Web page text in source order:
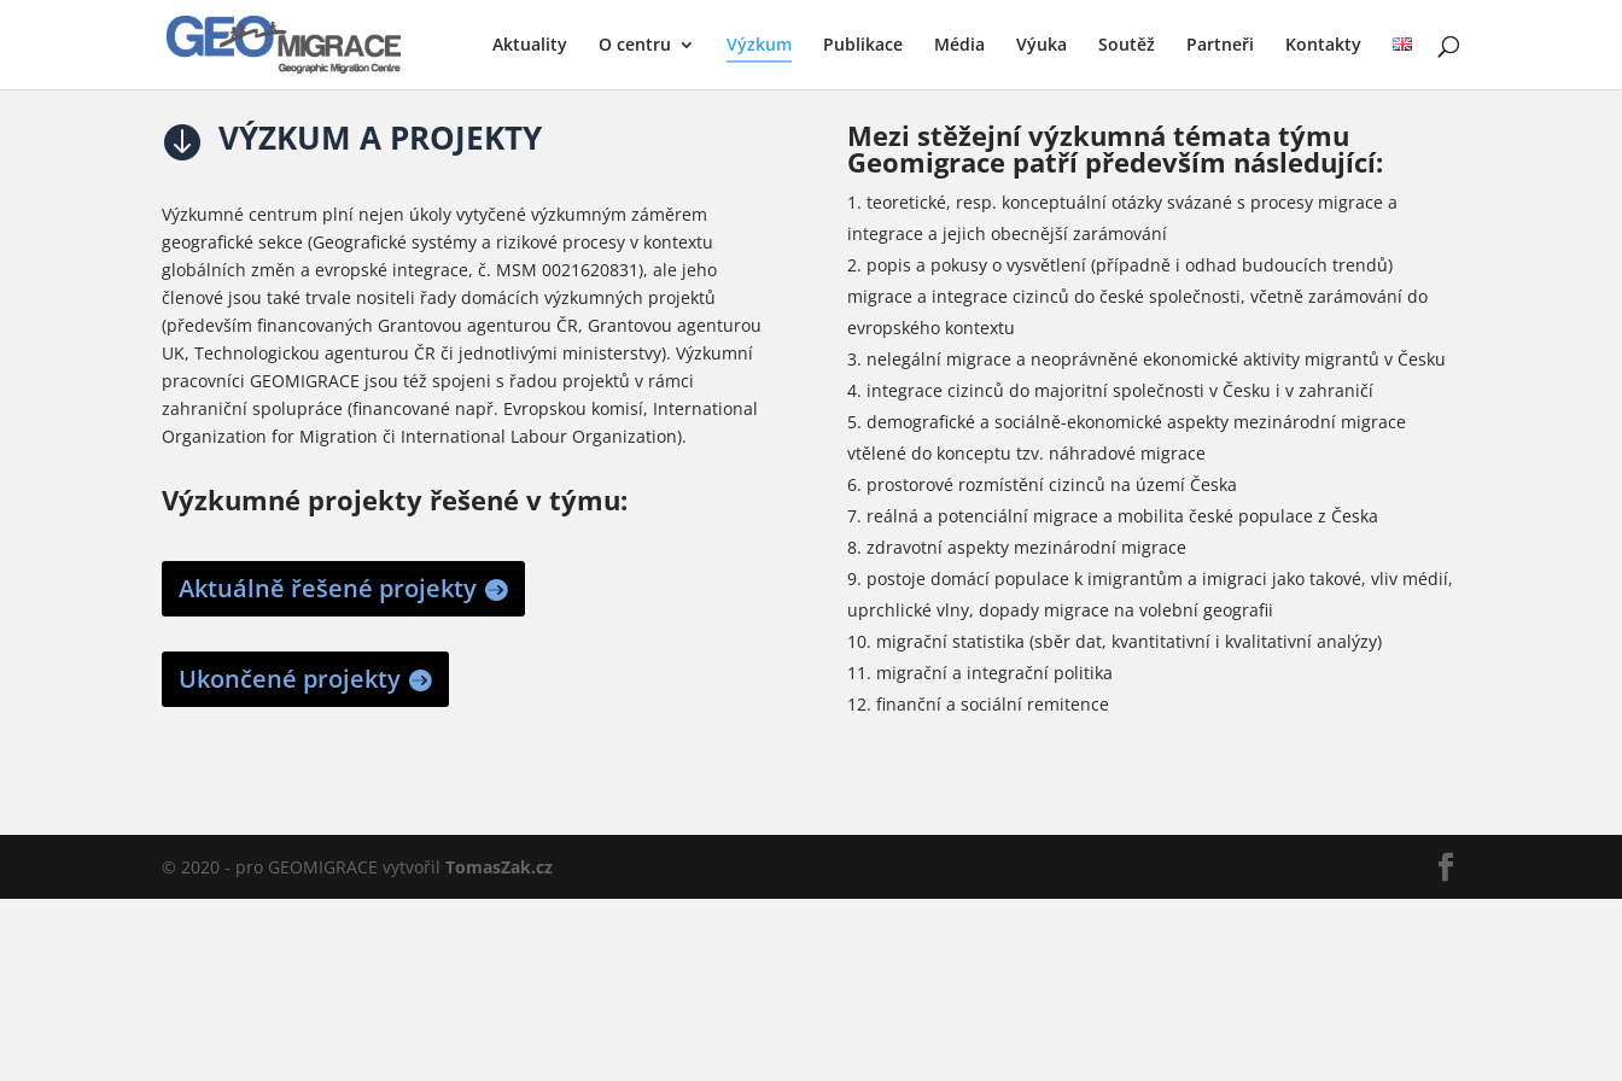
Aktuality O centru Výzkum Publikace Média Výuka Soutěž Partneři Kontakty
 VÝZKUM A PROJEKTY
Výzkumné centrum plní nejen úkoly vytyčené výzkumným záměrem
geografické sekce (Geografické systémy a rizikové procesy v kontextu
globálních změn a evropské integrace, č. MSM 0021620831), ale jeho
členové jsou také trvale nositeli řady domácích výzkumných projektů
(především financovaných Grantovou agenturou ČR, Grantovou agenturou
UK, Technologickou agenturou ČR či jednotlivými ministerstvy). Výzkumní
pracovníci GEOMIGRACE jsou též spojeni s řadou projektů v rámci
zahraniční spolupráce (financované např. Evropskou komisí, International
Organization for Migration či International Labour Organization).
Výzkumné projekty řešené v týmu:
Aktuálně řešené projekty
Ukončené projekty
Mezi stěžejní výzkumná témata týmu
Geomigrace patří především následující:
teoretické, resp. konceptuální otázky svázané s procesy migrace a
integrace a jejich obecnější zarámování
popis a pokusy o vysvětlení (případně i odhad budoucích trendů)
migrace a integrace cizinců do české společnosti, včetně zarámování do
evropského kontextu
nelegální migrace a neoprávněné ekonomické aktivity migrantů v Česku
integrace cizinců do majoritní společnosti v Česku i v zahraničí
demografické a sociálně-ekonomické aspekty mezinárodní migrace
vtělené do konceptu tzv. náhradové migrace
prostorové rozmístění cizinců na území Česka
reálná a potenciální migrace a mobilita české populace z Česka
zdravotní aspekty mezinárodní migrace
postoje domácí populace k imigrantům a imigraci jako takové, vliv médií,
uprchlické vlny, dopady migrace na volební geografii
migrační statistika (sběr dat, kvantitativní i kvalitativní analýzy)
migrační a integrační politika
finanční a sociální remitence
© 2020 - pro GEOMIGRACE vytvořilTomasZak.cz